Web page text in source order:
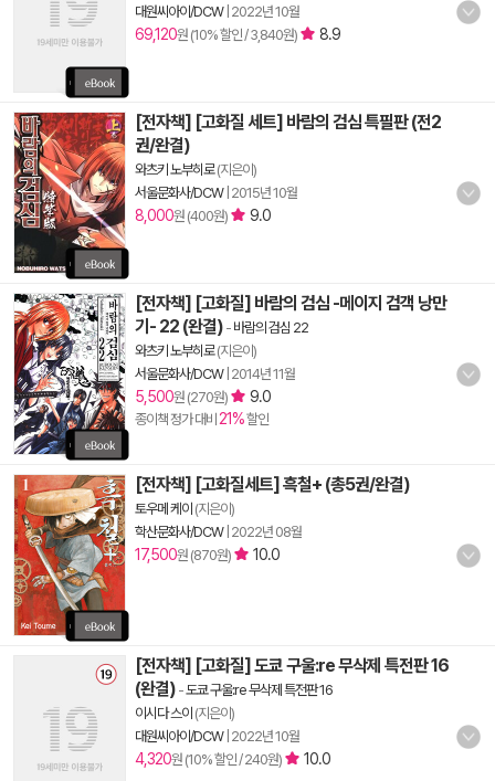
대원씨아이/DCW| 2022년 10월
69,120원 (10% 할인 / 3,840원) 8.9
[전자책] [고화질 세트] 바람의 검심 특필판 (전2
권/완결)
와츠키 노부히로(지은이)
서울문화사/DCW| 2015년 10월
8,000원 (400원) 9.0
[전자책] [고화질] 바람의 검심 -메이지 검객 낭만
기- 22 (완결) - 바람의 검심 22
와츠키 노부히로(지은이)
서울문화사/DCW| 2014년 11월
5,500원 (270원) 9.0
종이책 정가 대비 21%할인
[전자책] [고화질세트] 흑철+ (총5권/완결)
토우메 케이 (지은이)
학산문화사/DCW| 2022년 08월
17,500원 (870원) 10.0
[전자책] [고화질] 도쿄 구울:re 무삭제 특전판 16
(완결) -도쿄 구울:re 무삭제 특전판 16
이시다 스이 (지은이)
대원씨아이/DCW| 2022년 10월
4,320원 (10% 할인 / 240원) 10.0